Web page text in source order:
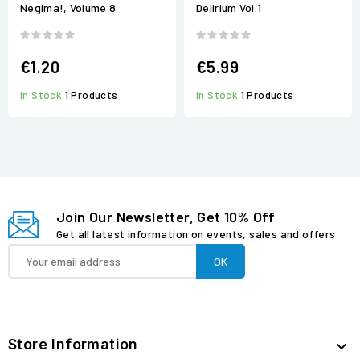
Negima!, Volume 8
€1.20
In Stock 1 Products
Delirium Vol.1
€5.99
In Stock 1 Products
Join Our Newsletter, Get 10% Off
Get all latest information on events, sales and offers
Store Information 